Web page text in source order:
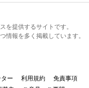
を提供するサイトです。
情報を多く掲載しています。
ー 利用規約
免責事項